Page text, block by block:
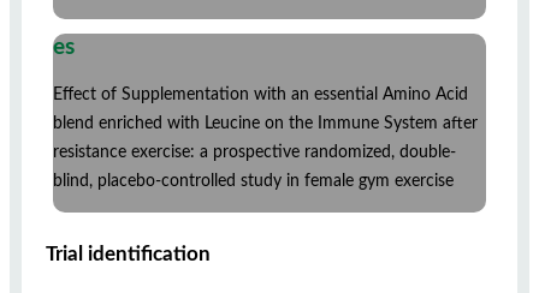
es
Effect of Supplementation with an essential Amino Acid
blend enriched with Leucine on the Immune System after
resistance exercise: a prospective randomized, double-
blind, placebo-controlled study in female gym exercise
Trial identification